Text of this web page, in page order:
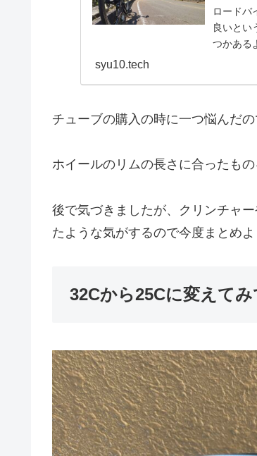
ロードバ
良いとい
つかある
syu10.tech
チューブの購入の時に一つ悩んだ
ホイールのリムの長さに合ったもの
後で気づきましたが、クリンチャ
たような気がするので今度まとめよ
32Cから25Cに変えてみ